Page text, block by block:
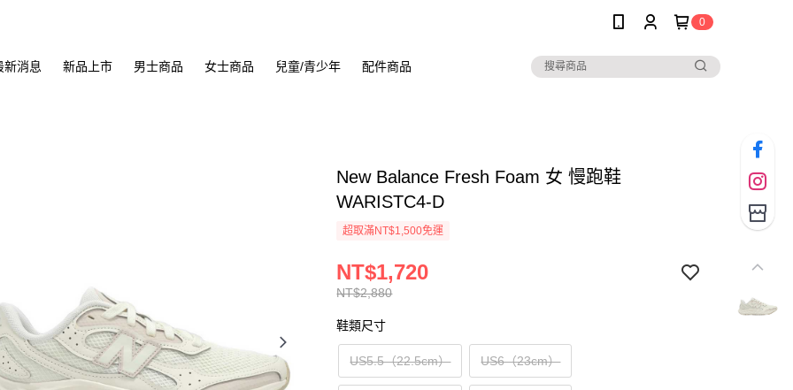
0
新消息 新品上市 男士商品 女士商品 兒童/青少年 配件商品
New Balance Fresh Foam 女 慢跑鞋
WARISTC4-D
超取滿NT$1,500免運
NT$2,880
NT$1,720
鞋類尺寸
US5.5（22.5cm） US6（23cm）